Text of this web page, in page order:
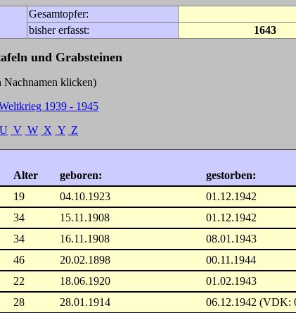
Gesamtopfer:
bisher erfasst: 1643
und Grabsteinen
klicken)
1939 - 1945
U V W X Y Z
Alter geboren:
gestorben:
19 04.10.1923
01.12.1942
34 15.11.1908
01.12.1942
34 16.11.1908
08.01.1943
46 20.02.1898
00.11.1944
22 18.06.1920
01.02.1943
28 28.01.1914
06.12.1942 (VDK: